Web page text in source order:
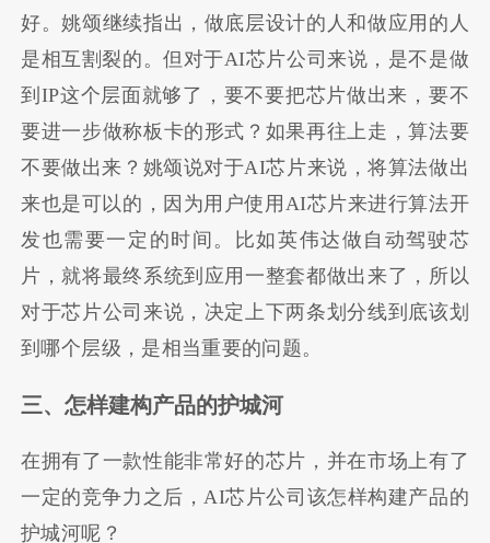
好。姚颂继续指出，做底层设计的人和做应用的人
是相互割裂的。但对于AI芯片公司来说，是不是做
到IP这个层面就够了，要不要把芯片做出来，要不
要进一步做称板卡的形式？如果再往上走，算法要
不要做出来？姚颂说对于AI芯片来说，将算法做出
来也是可以的，因为用户使用AI芯片来进行算法开
发也需要一定的时间。比如英伟达做自动驾驶芯
片，就将最终系统到应用一整套都做出来了，所以
对于芯片公司来说，决定上下两条划分线到底该划
到哪个层级，是相当重要的问题。
三、怎样建构产品的护城河
在拥有了一款性能非常好的芯片，并在市场上有了
一定的竞争力之后，AI芯片公司该怎样构建产品的
护城河呢？